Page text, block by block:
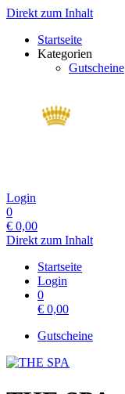
Direkt zum Inhalt
Startseite
Kategorien
Gutscheine
Login
0
€ 0,00
Direkt zum Inhalt
Startseite
Login
0
€ 0,00
Gutscheine